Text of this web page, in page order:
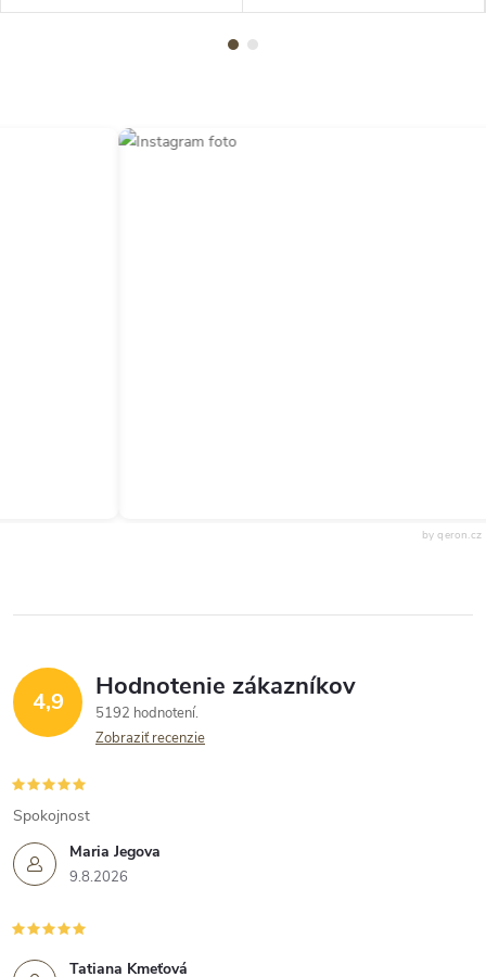
by qeron.cz
4,9 Hodnotenie zákazníkov
5192 hodnotení
Zobraziť recenzie
Maria Jegova
9.8.2026
Spokojnost
Tatiana Kmeťová